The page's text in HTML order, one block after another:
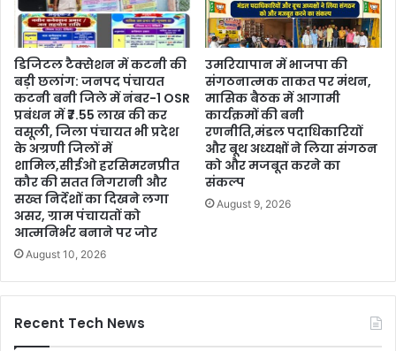
डिजिटल टैक्सेशन में कटनी की
बड़ी छलांग: जनपद पंचायत
कटनी बनी जिले में नंबर-1 OSR
प्रबंधन में ₹7.55 लाख की कर
वसूली, जिला पंचायत भी प्रदेश
के अग्रणी जिलों में
शामिल,सीईओ हरसिमरनप्रीत
कौर की सतत निगरानी और
सख्त निर्देशों का दिखने लगा
असर, ग्राम पंचायतों को
आत्मनिर्भर बनाने पर जोर
August 10, 2026
उमरियापान में भाजपा की
संगठनात्मक ताकत पर मंथन,
मासिक बैठक में आगामी
कार्यक्रमों की बनी
रणनीति,मंडल पदाधिकारियों
और बूथ अध्यक्षों ने लिया संगठन
को और मजबूत करने का
संकल्प
August 9, 2026
Recent Tech News